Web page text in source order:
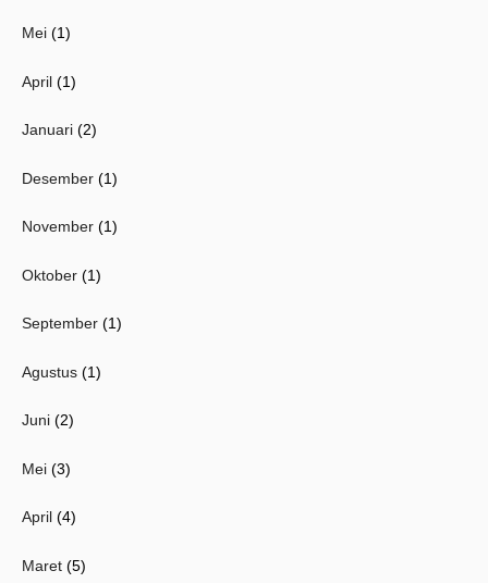
Mei (1)
April (1)
Januari (2)
Desember (1)
November (1)
Oktober (1)
September (1)
Agustus (1)
Juni (2)
Mei (3)
April (4)
Maret (5)